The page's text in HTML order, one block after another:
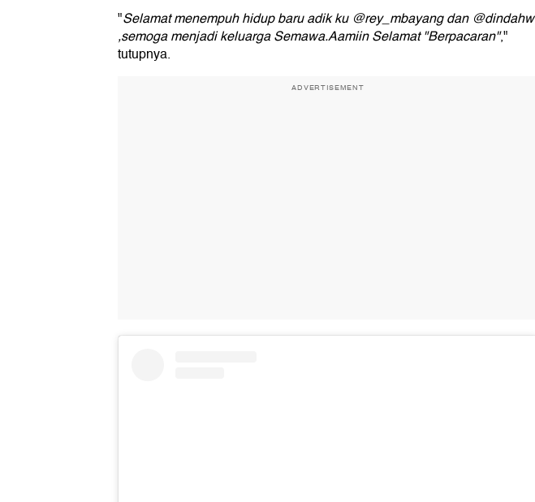
"Selamat menempuh hidup baru adik ku @rey_mbayang dan @dindahw
,semoga menjadi keluarga Semawa.Aamiin Selamat "Berpacaran","
tutupnya.
ADVERTISEMENT